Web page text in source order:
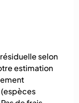
selon
estimation